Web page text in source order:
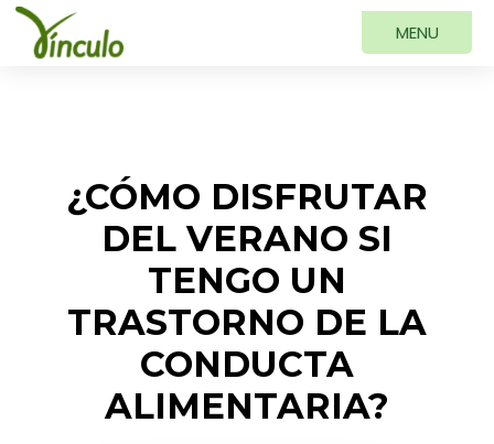
¿CÓMO DISFRUTAR
DEL VERANO SI
TENGO UN
TRASTORNO DE LA
CONDUCTA
ALIMENTARIA?